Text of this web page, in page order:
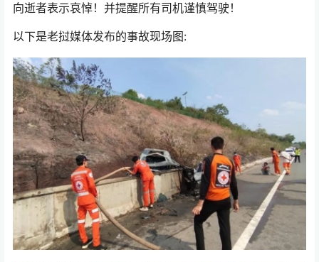
向逝者表示哀悼！并提醒所有司机谨慎驾驶！
以下是老挝媒体发布的事故现场图: